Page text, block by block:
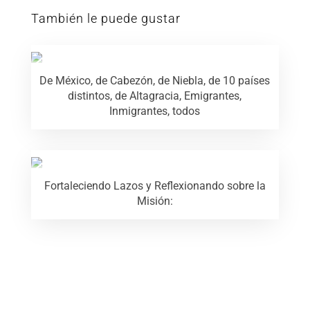
También le puede gustar
De México, de Cabezón, de Niebla, de 10 países
distintos, de Altagracia, Emigrantes,
Inmigrantes, todos
Fortaleciendo Lazos y Reflexionando sobre la
Misión: